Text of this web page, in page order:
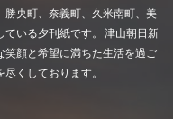
勝央町、奈義町、久米南町、美
いる夕刊紙です。 津山朝日新
顔と希望に満ちた生活を過ご
くしております。